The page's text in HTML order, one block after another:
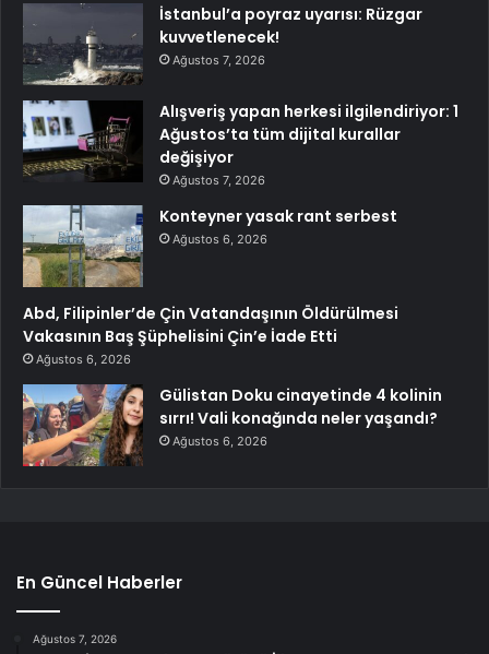
İstanbul’a poyraz uyarısı: Rüzgar
kuvvetlenecek!
Ağustos 7, 2026
Alışveriş yapan herkesi ilgilendiriyor: 1
Ağustos’ta tüm dijital kurallar
değişiyor
Ağustos 7, 2026
Konteyner yasak rant serbest
Ağustos 6, 2026
Abd, Filipinler’de Çin Vatandaşının Öldürülmesi
Vakasının Baş Şüphelisini Çin’e İade Etti
Ağustos 6, 2026
Gülistan Doku cinayetinde 4 kolinin
sırrı! Vali konağında neler yaşandı?
Ağustos 6, 2026
En Güncel Haberler
Ağustos 7, 2026